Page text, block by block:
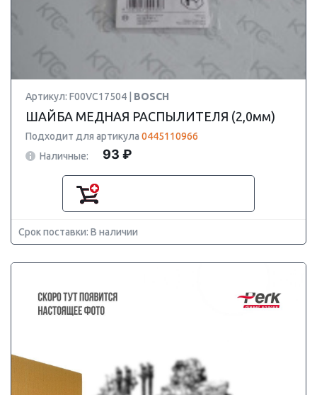
Артикул: F00VC17504 | BOSCH
ШАЙБА МЕДНАЯ РАСПЫЛИТЕЛЯ (2,0мм)
Подходит для артикула 0445110966
Наличные:
93 ₽
Срок поставки: В наличии